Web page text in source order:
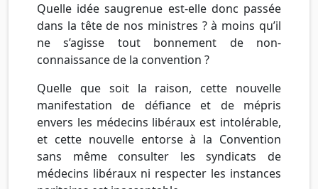
Quelle idée saugrenue est-elle donc passée
dans la tête de nos ministres ? à moins qu’il
ne s’agisse tout bonnement de non-
connaissance de la convention ?
Quelle que soit la raison, cette nouvelle
manifestation de défiance et de mépris
envers les médecins libéraux est intolérable,
et cette nouvelle entorse à la Convention
sans même consulter les syndicats de
médecins libéraux ni respecter les instances